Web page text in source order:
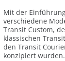
Mit der
verschiedene
Transit Custom,
klassischen
den Transit
konzipiert wurden.